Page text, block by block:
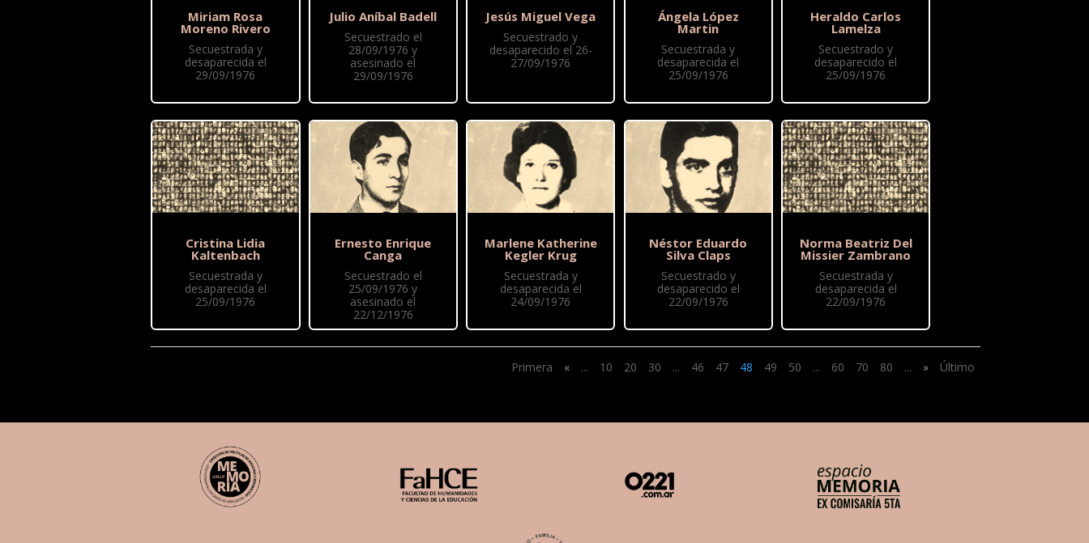
Miriam Rosa
Moreno Rivero
Secuestrada y
desaparecida el
29/09/1976
Cristina Lidia
Kaltenbach
Secuestrada y
desaparecida el
25/09/1976
Julio Aníbal Badell
Secuestrado el
28/09/1976 y
asesinado el
29/09/1976
Ernesto Enrique
Canga
Secuestrado el
25/09/1976 y
asesinado el
22/12/1976
Jesús Miguel Vega
Secuestrado y
desaparecido el 26-
27/09/1976
Marlene Katherine
Kegler Krug
Secuestrada y
desaparecida el
24/09/1976
Ángela López
Martin
Secuestrada y
desaparecida el
25/09/1976
Néstor Eduardo
Silva Claps
Secuestrado y
desaparecido el
22/09/1976
Heraldo Carlos
Lamelza
Secuestrado y
desaparecido el
25/09/1976
Norma Beatriz Del
Missier Zambrano
Secuestrada y
desaparecida el
22/09/1976
Primera « ... 10 20 30 ... 46 47 48 49 50 ... 60 70 80 ... » Último